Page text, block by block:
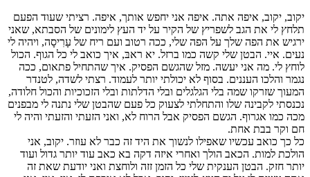
יקוב, יקוב, איפה אתה. איפה אני יחפש אותך, איפה. רציתי שעוד הפעם
תלחץ לי את הגב לשפריץ של הקיר על יד העץ לימונים של הסבתא, שאני
ירגיש את הפה שלך על הפה שלי, ככה רטוב ועם ריח של עָרִיסָה, ויהיה לי
נעים. איי. הבטן שלי קשה כמו ברזל. יא ראבּ, איך כואב לי כל הגוף. הכול
לוחץ לי. מה אני יעשה. מזל שהגשם הפסיק. איך שהתחיל פתאום, ככה
נגמר והלכו העננים. בסוף לא יכולתי יותר לעמוד. רצתי לשדה, לטנדר
המעוך שזרקו שמה בלי הגלגלים ובלי הדלתות ובלי הזכוכיות והכול חלודה,
נכנסתי לקבינה שלו והתחלתי לצעוק כל פעם שהבטן שלי נתנה לי מבפנים
מכה כמו אגרוף. הגשם הפסיק אבל הרוח לא, ואני הזעתי והזעתי והיה לי
חם וקר בבת אחת.
כל כך כואב עכשיו שאפילו לנשוך את היד זה כבר לא עוזר. יקוב, אני
הולכת למות. הכאב הולך ואחרי איזה דקה בא כאב עוד יותר גדול ועוד
יותר חזק. הבטן הענקית שלי כל הזמן זזה ולוחצת ואני יודעת שאת זה